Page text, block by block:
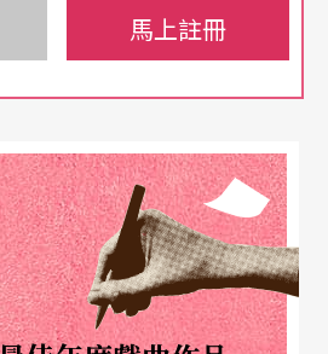
收劇目和表演形式。清末民
海京班在閩南流行，九甲戲
地區傳入台灣，受到北管及本
龐雜而多變的樣貌，台灣民間
看九甲戲──亂闖」正反映了
馬上註冊